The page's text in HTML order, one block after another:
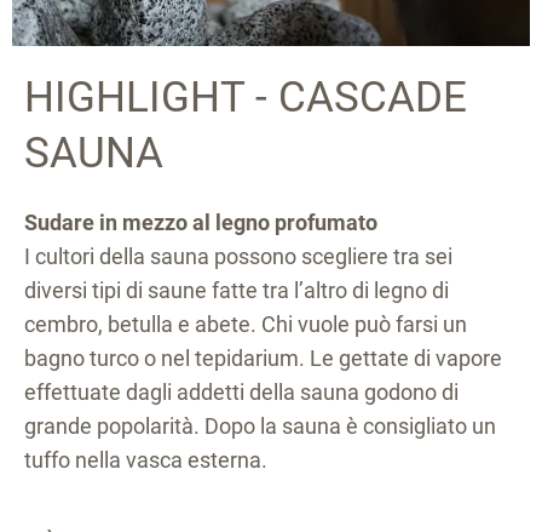
HIGHLIGHT - CASCADE
SAUNA
Sudare in mezzo al legno profumato
I cultori della sauna possono scegliere tra sei
diversi tipi di saune fatte tra l’altro di legno di
cembro, betulla e abete. Chi vuole può farsi un
bagno turco o nel tepidarium. Le gettate di vapore
effettuate dagli addetti della sauna godono di
grande popolarità. Dopo la sauna è consigliato un
tuffo nella vasca esterna.